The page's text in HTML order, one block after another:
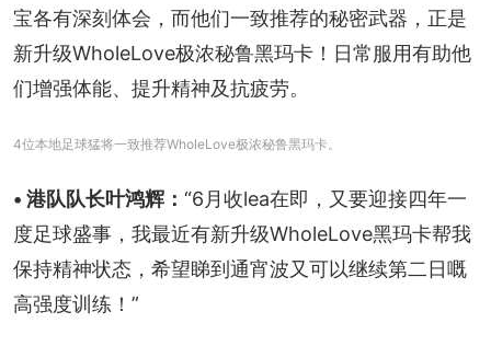
宝各有深刻体会，而他们一致推荐的秘密武器，正是
新升级WholeLove极浓秘鲁黑玛卡！日常服用有助他
们增强体能、提升精神及抗疲劳。
4位本地足球猛将一致推荐WholeLove极浓秘鲁黑玛卡。
• 港队队长叶鸿辉： “6月收lea在即，又要迎接四年一
度足球盛事，我最近有新升级WholeLove黑玛卡帮我
保持精神状态，希望睇到通宵波又可以继续第二日嘅
高强度训练！”